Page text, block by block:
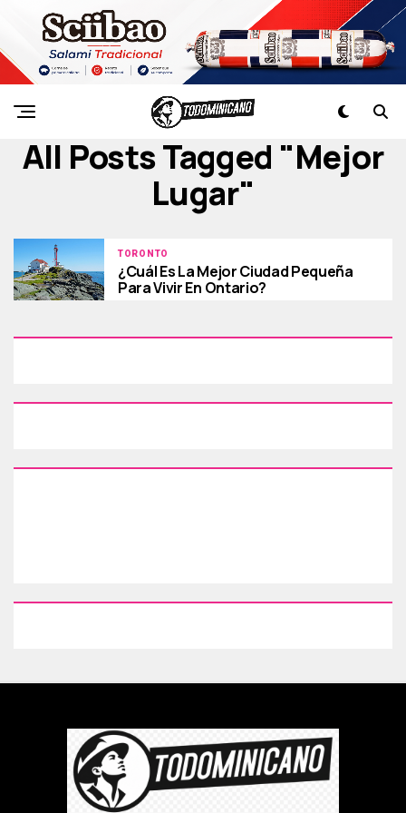
All Posts Tagged "mejor
Lugar"
TORONTO
¿Cuál Es La Mejor Ciudad Pequeña
Para Vivir En Ontario?